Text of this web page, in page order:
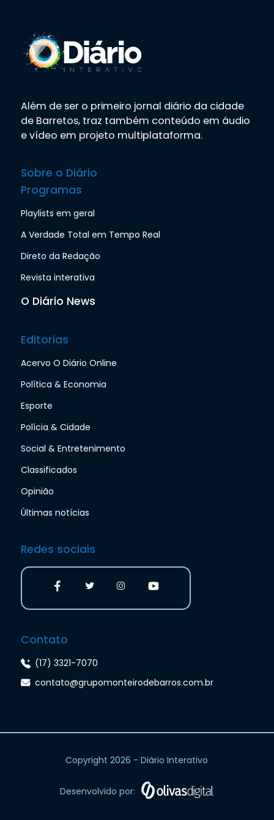
Além de ser o primeiro jornal diário da cidade
de Barretos, traz também conteúdo em áudio
e vídeo em projeto multiplataforma.
Sobre o Diário
Programas
Playlists em geral
A Verdade Total em Tempo Real
Direto da Redação
Revista interativa
O Diário News
Editorias
Acervo O Diário Online
Política & Economia
Esporte
Polícia & Cidade
Social & Entretenimento
Classificados
Opinião
Últimas notícias
Redes sociais
Contato
(17) 3321-7070
contato@grupomonteirodebarros.com.br
Copyright 2026 - Diário Interativo
Desenvolvido por: